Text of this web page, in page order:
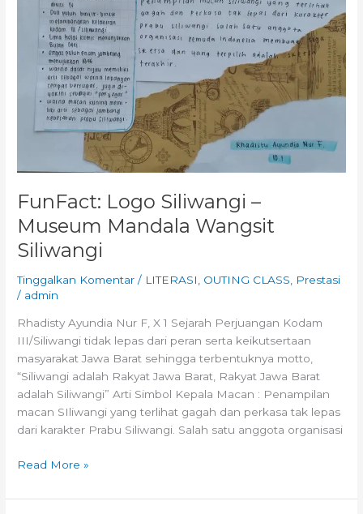
FunFact: Logo Siliwangi –
Museum Mandala Wangsit
Siliwangi
Tinggalkan Komentar / LITERASI OUTING CLASS
Prestasi
/ admin
Rhadisty Ayundia Nur F, X 1 Sejarah Perjuangan Kodam
III/Siliwangi tidak lepas dari peran serta keikutsertaan
masyarakat Jawa Barat sehingga terbentuknya motto,
“Siliwangi adalah Rakyat Jawa Barat, Rakyat Jawa Barat
adalah Siliwangi” Arti Simbol Kepala Macan : Penampilan
macan SIliwangi yang terlihat gagah dan perkasa tak lepas
dari karakter Prabu Siliwangi. Salah satu anggota organisasi
Read More »